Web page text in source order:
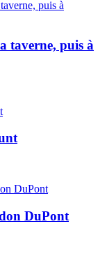
taverne, puis à
DuPont